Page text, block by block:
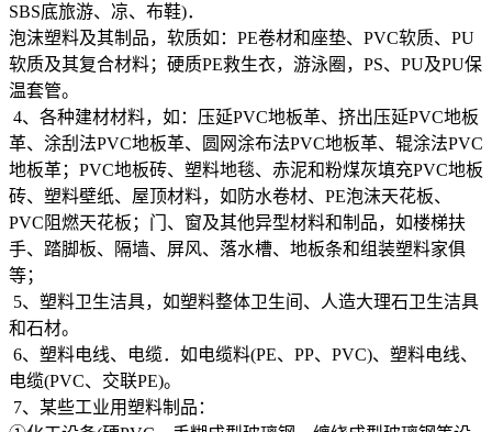
SBS底旅游、凉、布鞋)．
泡沫塑料及其制品，软质如：PE卷材和座垫、PVC软质、PU
软质及其复合材料；硬质PE救生衣，游泳圈，PS、PU及PU保
温套管。
4、各种建材材料，如：压延PVC地板革、挤出压延PVC地板
革、涂刮法PVC地板革、圆网涂布法PVC地板革、辊涂法PVC
地板革；PVC地板砖、塑料地毯、赤泥和粉煤灰填充PVC地板
砖、塑料壁纸、屋顶材料，如防水卷材、PE泡沫天花板、
PVC阻燃天花板；门、窗及其他异型材料和制品，如楼梯扶
手、踏脚板、隔墙、屏风、落水槽、地板条和组装塑料家俱
等；
5、塑料卫生洁具，如塑料整体卫生间、人造大理石卫生洁具
和石材。
6、塑料电线、电缆．如电缆料(PE、PP、PVC)、塑料电线、
电缆(PVC、交联PE)。
7、某些工业用塑料制品：